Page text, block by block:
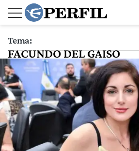
Tema:
FACUNDO DEL GAISO